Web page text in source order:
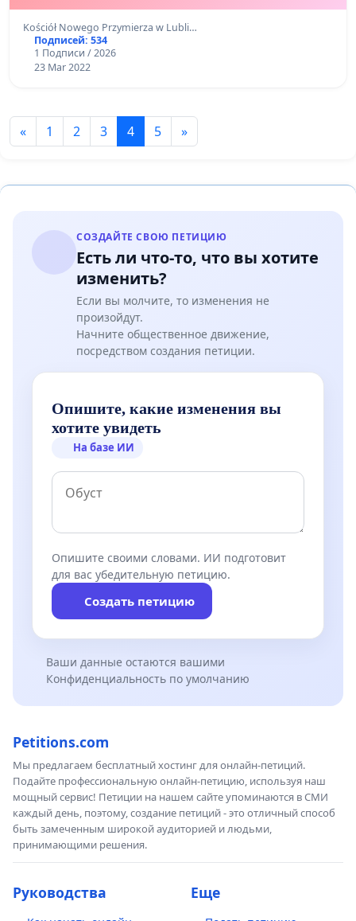
Kościół Nowego Przymierza w Lubli…
Подписей: 534
1 Подписи / 2026
23 Mar 2022
« 1 2 3 4 5 »
СОЗДАЙТЕ СВОЮ ПЕТИЦИЮ
Есть ли что-то, что вы хотите
изменить?
Если вы молчите, то изменения не
произойдут.
Начните общественное движение,
посредством создания петиции.
Опишите, какие изменения вы
хотите увидеть
На базе ИИ
Опишите своими словами. ИИ подготовит
для вас убедительную петицию.
Создать петицию
Ваши данные остаются вашими
Конфиденциальность по умолчанию
Petitions.com
Мы предлагаем бесплатный хостинг для онлайн-петиций.
Подайте профессиональную онлайн-петицию, используя наш
мощный сервис! Петиции на нашем сайте упоминаются в СМИ
каждый день, поэтому, создание петиций - это отличный способ
быть замеченным широкой аудиторией и людьми,
принимающими решения.
Руководства Еще